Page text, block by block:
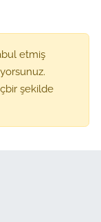
etmiş
şekilde